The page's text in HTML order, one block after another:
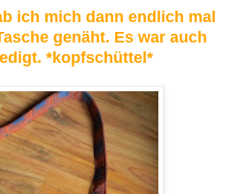
ich mich dann endlich mal
genäht. Es war auch
*kopfschüttel*